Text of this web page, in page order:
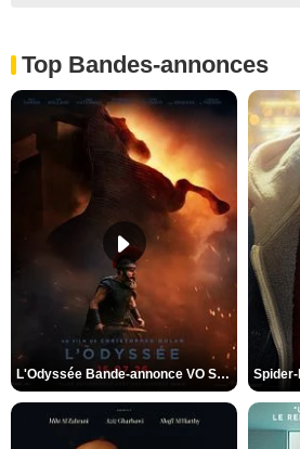
Top Bandes-annonces
L'Odyssée Bande-annonce VO STFR